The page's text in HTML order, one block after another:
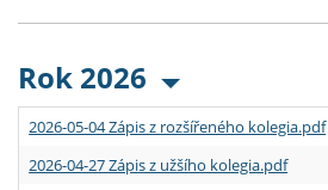
Rok 2026
2026-05-04 Zápis z rozšířeného kolegia.pdf
2026-04-27 Zápis z užšího kolegia.pdf